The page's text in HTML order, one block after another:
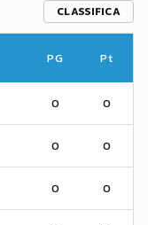
CLASSIFICA
PG Pt
0 0
0 0
0 0